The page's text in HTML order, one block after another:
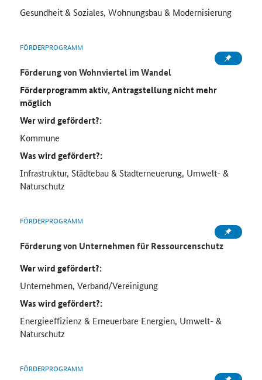
Gesundheit & Soziales, Wohnungsbau & Modernisierung
FÖRDERPROGRAMM
Förderung von Wohnviertel im Wandel
Förderprogramm aktiv, Antragstellung nicht mehr
möglich
Wer wird gefördert?:
Kommune
Was wird gefördert?:
Infrastruktur, Städtebau & Stadterneuerung, Umwelt- &
Naturschutz
FÖRDERPROGRAMM
Förderung von Unternehmen für Ressourcenschutz
Wer wird gefördert?:
Unternehmen, Verband/Vereinigung
Was wird gefördert?:
Energieeffizienz & Erneuerbare Energien, Umwelt- &
Naturschutz
FÖRDERPROGRAMM